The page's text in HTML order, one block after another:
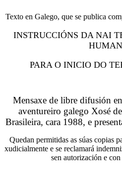
Texto en Galego, que se publica
INSTRUCCIÓNS DA NAI
PARA O INICIO DO
Mensaxe de libre difusión
aventureiro galego Xosé
Brasileira, cara 1988, e
Quedan permitidas as súas copias
xudicialmente e se reclamará
sen autorización e